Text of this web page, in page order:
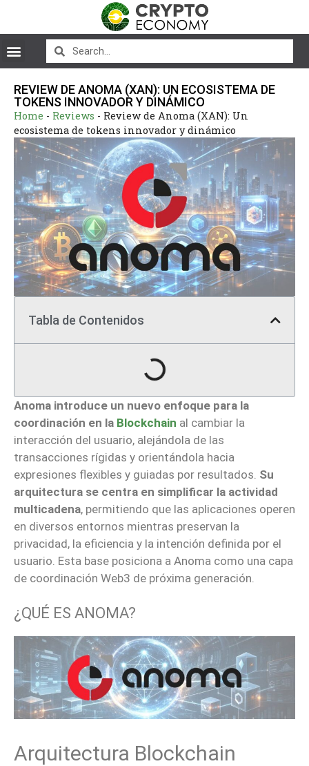
REVIEW DE ANOMA (XAN): UN ECOSISTEMA DE
TOKENS INNOVADOR Y DINÁMICO
Home - Reviews - Review de Anoma (XAN): Un
ecosistema de tokens innovador y dinámico
Tabla de Contenidos
Anoma introduce un nuevo enfoque para la
coordinación en la Blockchain al cambiar la
interacción del usuario, alejándola de las
transacciones rígidas y orientándola hacia
expresiones flexibles y guiadas por resultados. Su
arquitectura se centra en simplificar la actividad
multicadena, permitiendo que las aplicaciones operen
en diversos entornos mientras preservan la
privacidad, la eficiencia y la intención definida por el
usuario. Esta base posiciona a Anoma como una capa
de coordinación Web3 de próxima generación.
¿QUÉ ES ANOMA?
Arquitectura Blockchain